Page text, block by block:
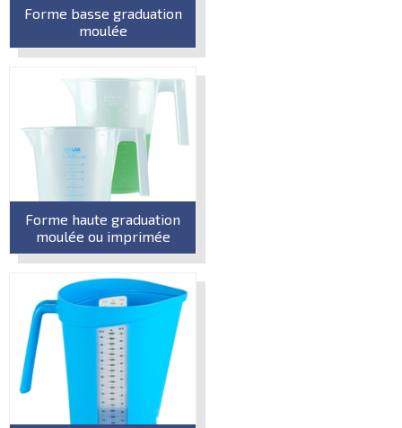
Forme basse graduation
moulée
Forme haute graduation
moulée ou imprimée